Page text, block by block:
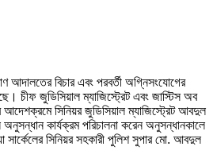
আদালতের বিচার এবং পরবর্তী অগ্নিসংযোগের
চীফ জুডিসিয়াল ম্যাজিস্ট্রেট এবং জাস্টিস অব
আদেশক্রমে সিনিয়র জুডিসিয়াল ম্যাজিস্ট্রেট আবদুল
কার্যক্রম পরিচালনা করেন অনুসন্ধানকালে
সার্কেলের সিনিয়র সহকারী পুলিশ সুপার মো. আবদুল